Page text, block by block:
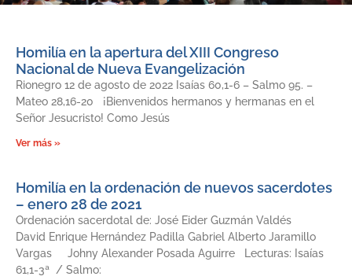
Homilía en la apertura del XIII Congreso
Nacional de Nueva Evangelización
Rionegro 12 de agosto de 2022 Isaías 60,1-6 – Salmo 95. –
Mateo 28,16-20 ¡Bienvenidos hermanos y hermanas en el
Señor Jesucristo! Como Jesús
Ver más »
Homilía en la ordenación de nuevos sacerdotes
– enero 28 de 2021
Ordenación sacerdotal de: José Eider Guzmán Valdés
David Enrique Hernández Padilla Gabriel Alberto Jaramillo
Vargas Johny Alexander Posada Aguirre Lecturas: Isaías
61,1-3ª / Salmo: